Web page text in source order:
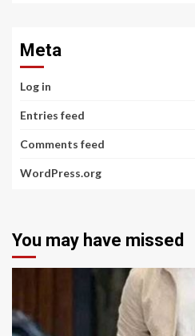
Meta
Log in
Entries feed
Comments feed
WordPress.org
You may have missed